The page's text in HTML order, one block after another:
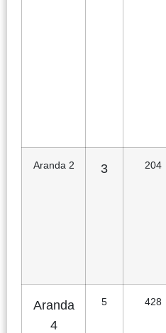
Aranda 2 3 204
Aranda
4
5 428